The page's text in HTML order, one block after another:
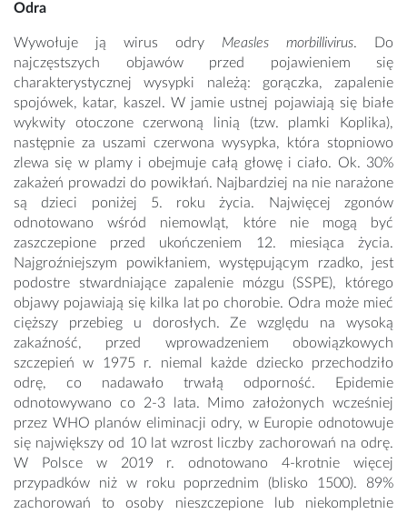
Odra
Wywołuje ją wirus odry Measles morbillivirus. Do
najczęstszych objawów przed pojawieniem się
charakterystycznej wysypki należą: gorączka, zapalenie
spojówek, katar, kaszel. W jamie ustnej pojawiają się białe
wykwity otoczone czerwoną linią (tzw. plamki Koplika),
następnie za uszami czerwona wysypka, która stopniowo
zlewa się w plamy i obejmuje całą głowę i ciało. Ok. 30%
zakażeń prowadzi do powikłań. Najbardziej na nie narażone
są dzieci poniżej 5. roku życia. Najwięcej zgonów
odnotowano wśród niemowląt, które nie mogą być
zaszczepione przed ukończeniem 12. miesiąca życia.
Najgroźniejszym powikłaniem, występującym rzadko, jest
podostre stwardniające zapalenie mózgu (SSPE), którego
objawy pojawiają się kilka lat po chorobie. Odra może mieć
cięższy przebieg u dorosłych. Ze względu na wysoką
zakaźność, przed wprowadzeniem obowiązkowych
szczepień w 1975 r. niemal każde dziecko przechodziło
odrę, co nadawało trwałą odporność. Epidemie
odnotowywano co 2-3 lata. Mimo założonych wcześniej
przez WHO planów eliminacji odry, w Europie odnotowuje
się największy od 10 lat wzrost liczby zachorowań na odrę.
W Polsce w 2019 r. odnotowano 4-krotnie więcej
przypadków niż w roku poprzednim (blisko 1500). 89%
zachorowań to osoby nieszczepione lub niekompletnie